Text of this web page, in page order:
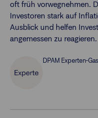
oft früh vorwegnehmen.
Investoren stark auf
Ausblick und helfen
angemessen zu reagieren.
DPAM Experten-